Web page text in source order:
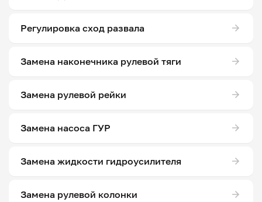
Регулировка сход развала
Замена наконечника рулевой тяги
Замена рулевой рейки
Замена насоса ГУР
Замена жидкости гидроусилителя
Замена рулевой колонки